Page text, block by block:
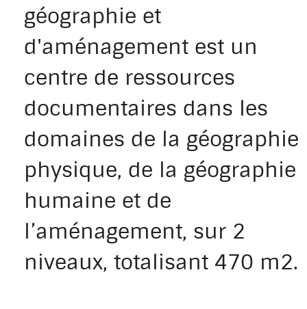
géographie et
d'aménagement est un
centre de ressources
documentaires dans les
domaines de la géographie
physique, de la géographie
humaine et de
l’aménagement, sur 2
niveaux, totalisant 470 m2.